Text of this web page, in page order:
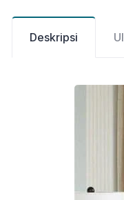
Deskripsi